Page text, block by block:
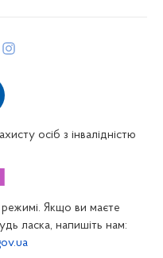
осіб з інвалідністю
Якщо ви маєте
ласка, напишіть нам: